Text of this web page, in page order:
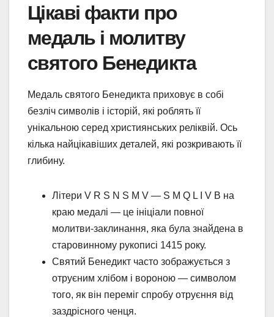
Цікаві факти про
медаль і молитву
святого Бенедикта
Медаль святого Бенедикта приховує в собі
безліч символів і історій, які роблять її
унікальною серед християнських реліквій. Ось
кілька найцікавіших деталей, які розкривають її
глибину.
Літери V R S N S M V — S M Q L I V B на
краю медалі — це ініціали повної
молитви-заклинання, яка була знайдена в
старовинному рукописі 1415 року.
Святий Бенедикт часто зображується з
отруєним хлібом і вороною — символом
того, як він переміг спробу отруєння від
заздрісного ченця.